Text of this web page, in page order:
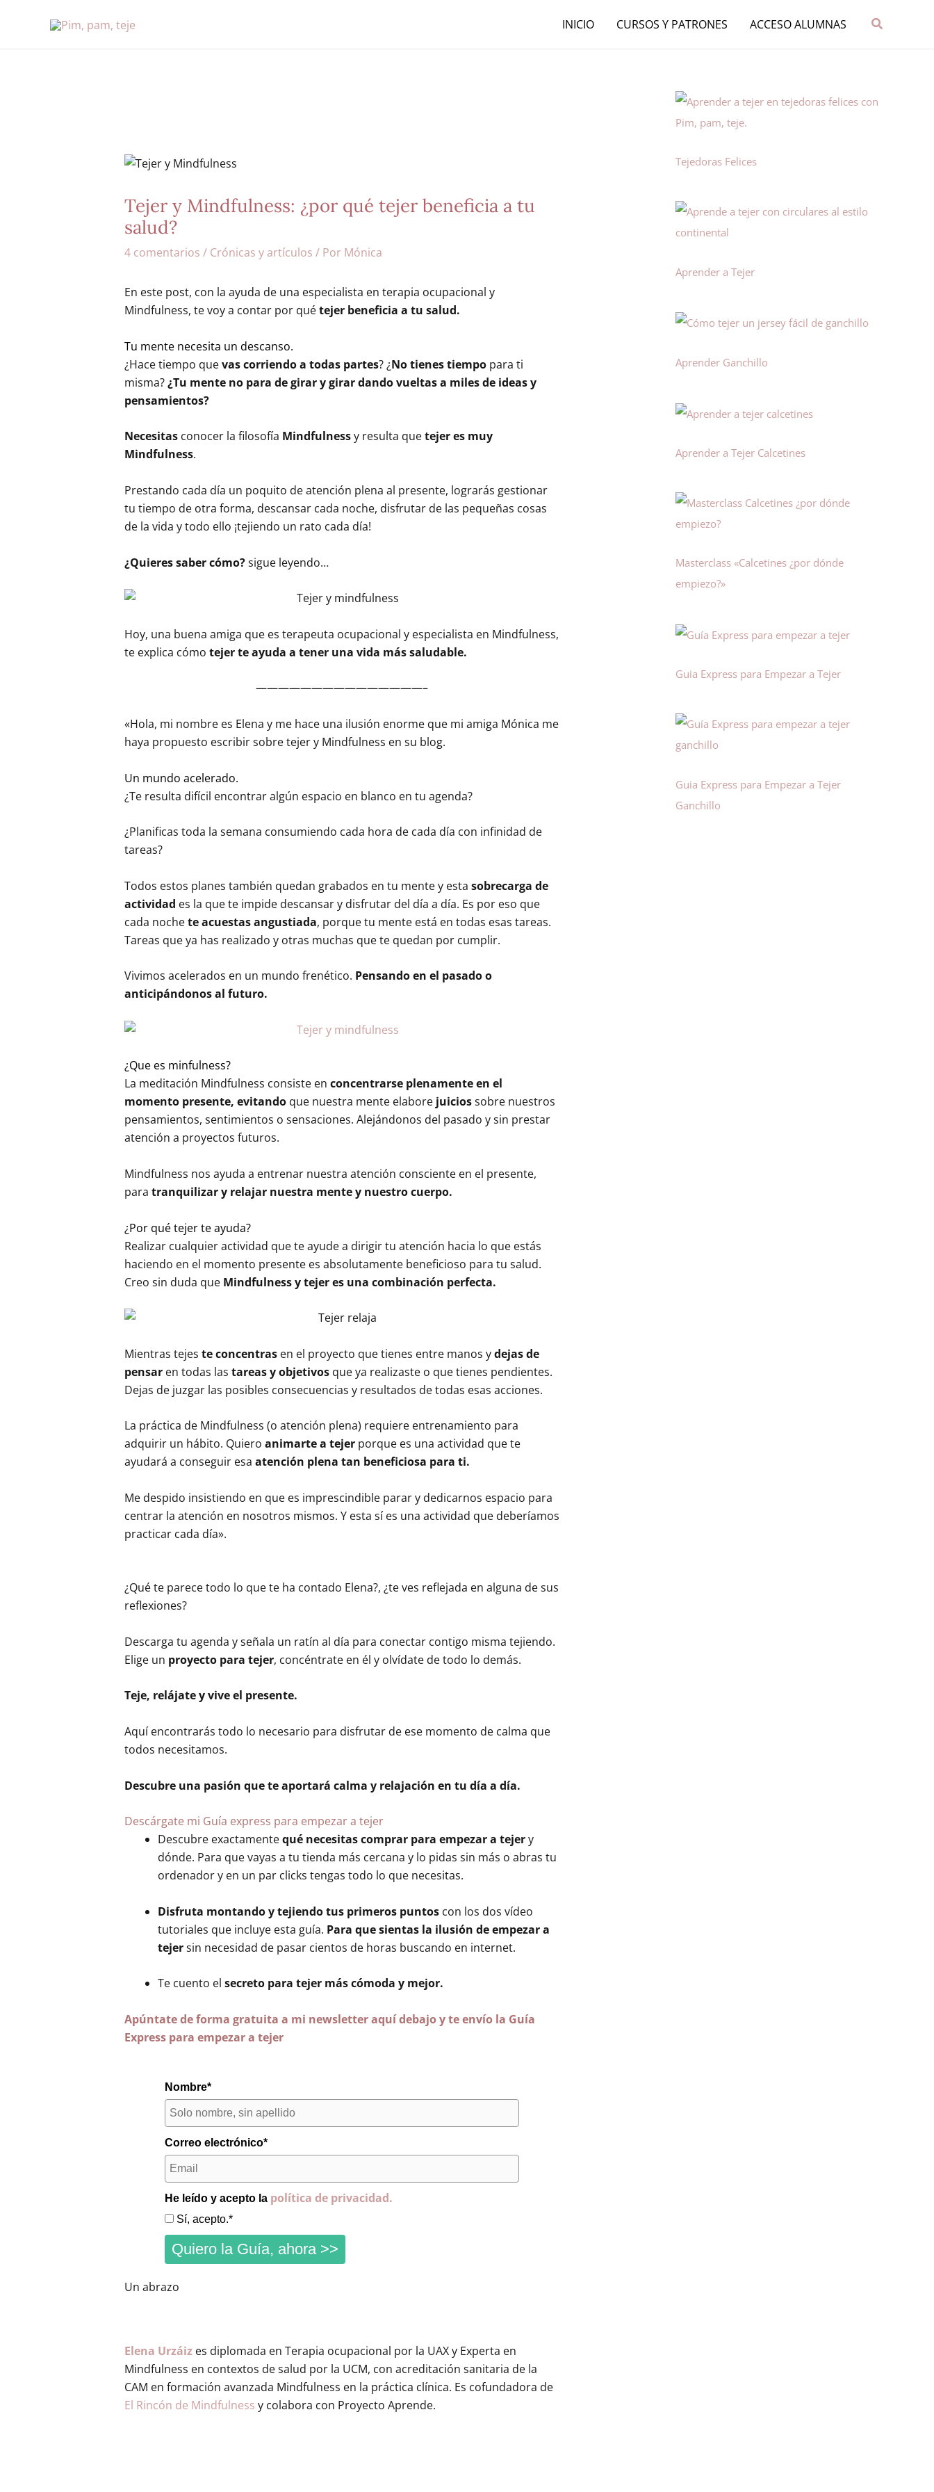
INICIO CURSOS Y PATRONES ACCESO ALUMNAS Buscar
Tejer y Mindfulness: ¿por qué tejer beneficia a tu
salud?
4 comentarios / Crónicas y artículos / Por Mónica
En este post, con la ayuda de una especialista en terapia ocupacional y
Mindfulness, te voy a contar por quétejer beneficia a tu salud.
Tu mente necesita un descanso.
¿Hace tiempo quevas corriendo a todas partes? ¿No tienes tiempopara ti
misma?¿Tu mente no para de girar y girar dando vueltas a miles de ideas y
pensamientos?
Necesitasconocer la filosofía Mindfulnessy resulta quetejer es muy
Mindfulness.
Prestando cada día un poquito de atención plena al presente, lograrás gestionar
tu tiempo de otra forma, descansar cada noche, disfrutar de las pequeñas cosas
de la vida y todo ello ¡tejiendo un rato cada día!
¿Quieres saber cómo?sigue leyendo…
Hoy, una buena amiga que es terapeuta ocupacional y especialista en Mindfulness,
te explica cómo tejer te ayuda a tener una vida más saludable.
———————————————–
«Hola, mi nombre es Elena y me hace una ilusión enorme que mi amiga Mónica me
haya propuesto escribir sobre tejer y Mindfulness en su blog.
Un mundo acelerado.
¿Te resulta difícil encontrar algún espacio en blanco en tu agenda?
¿Planificas toda la semana consumiendo cada hora de cada día con infinidad de
tareas?
Todos estos planes también quedan grabados en tu mente y esta sobrecarga de
actividad es la que te impide descansar y disfrutar del día a día. Es por eso que
cada nochete acuestas angustiada, porque tu mente está en todas esas tareas.
Tareas que ya has realizado y otras muchas que te quedan por cumplir.
Vivimos acelerados en un mundo frenético. Pensando en el pasado o
anticipándonos al futuro.
¿Que es minfulness?
La meditación Mindfulness consiste en concentrarse plenamente en el
momento presente, evitandoque nuestra mente elabore juiciossobre nuestros
pensamientos, sentimientos o sensaciones. Alejándonos del pasado y sin prestar
atención a proyectos futuros.
Mindfulness nos ayuda a entrenar nuestra atención consciente en el presente,
para tranquilizar y relajar nuestra mente y nuestro cuerpo.
¿Por qué tejer te ayuda?
Realizar cualquier actividad que te ayude a dirigir tu atención hacia lo que estás
haciendo en el momento presente es absolutamente beneficioso para tu salud.
Creo sin duda que Mindfulness y tejer es una combinación perfecta.
Mientras tejes te concentrasen el proyecto que tienes entre manos ydejas de
pensaren todas las tareas y objetivosque ya realizaste o que tienes pendientes.
Dejas de juzgar las posibles consecuencias y resultados de todas esas acciones.
La práctica de Mindfulness (o atención plena) requiere entrenamiento para
adquirir un hábito. Quiero animarte a tejerporque es una actividad que te
ayudará a conseguir esa atención plena tan beneficiosa para ti.
Me despido insistiendo en que es imprescindible parar y dedicarnos espacio para
centrar la atención en nosotros mismos. Y esta sí es una actividad que deberíamos
practicar cada día».
¿Qué te parece todo lo que te ha contado Elena?, ¿te ves reflejada en alguna de sus
reflexiones?
Descarga tu agenda y señala un ratín al día para conectar contigo misma tejiendo.
Elige un proyecto para tejer, concéntrate en él y olvídate de todo lo demás.
Teje, relájate y vive el presente.
Aquí encontrarás todo lo necesario para disfrutar de ese momento de calma que
todos necesitamos.
Descubre una pasión que te aportará calma y relajación en tu día a día.
Descárgate mi Guía express para empezar a tejer
Descubre exactamentequé necesitas comprar para empezar a tejery
dónde. Para que vayas a tu tienda más cercana y lo pidas sin más o abras tu
ordenador y en un par clicks tengas todo lo que necesitas.
Disfruta montando y tejiendo tus primeros puntoscon los dos vídeo
tutoriales que incluye esta guía. Para que sientas la ilusión de empezar a
tejersin necesidad de pasar cientos de horas buscando en internet.
Te cuento el secreto para tejer más cómoda y mejor.
Apúntate de forma gratuita a mi newsletter aquí debajo y te envío la Guía
Express para empezar a tejer
Nombre*
Correo electrónico*
He leído y acepto la política de privacidad.
Sí, acepto.*
Quiero la Guía, ahora >>
Un abrazo
Elena Urzáizes diplomada en Terapia ocupacional por la UAX y Experta en
Mindfulness en contextos de salud por la UCM, con acreditación sanitaria de la
CAM en formación avanzada Mindfulness en la práctica clínica. Es cofundadora de
El Rincón de Mindfulness y colabora con Proyecto Aprende.
Tejedoras Felices
Aprender a Tejer
Aprender Ganchillo
Aprender a Tejer Calcetines
Masterclass «Calcetines ¿por dónde
empiezo?»
Guia Express para Empezar a Tejer
Guia Express para Empezar a Tejer
Ganchillo